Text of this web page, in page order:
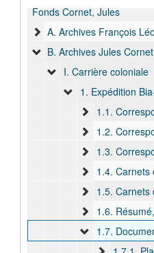
Fonds Cornet, Jules
A. Archives François
B. Archives Jules Cornet
I. Carrière coloniale
1. Expédition Bia-
1.1.
1.2.
1.3.
1.4. Carnets
1.5. Carnets
1.6.
1.7.